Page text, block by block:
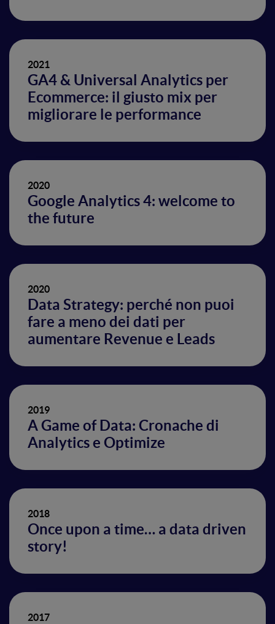
2021
GA4 & Universal Analytics per
Ecommerce: il giusto mix per
migliorare le performance
2020
Google Analytics 4: welcome to
the future
2020
Data Strategy: perché non puoi
fare a meno dei dati per
aumentare Revenue e Leads
2019
A Game of Data: Cronache di
Analytics e Optimize
2018
Once upon a time… a data driven
story!
2017